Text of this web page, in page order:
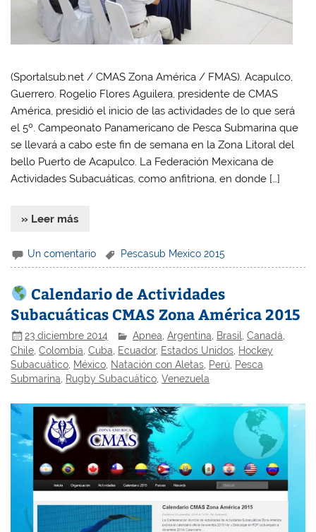
(Sportalsub.net / CMAS Zona América / FMAS). Acapulco,
Guerrero. Rogelio Flores Aguilera, presidente de CMAS
América, presidió el inicio de las actividades de lo que será
el 5º. Campeonato Panamericano de Pesca Submarina que
se llevará a cabo este fin de semana en la Zona Litoral del
bello Puerto de Acapulco. La Federación Mexicana de
Actividades Subacuáticas, como anfitriona, en donde […]
» Leer más
Un comentario Pescasub Mexico 2015
Calendario de Actividades
Subacuáticas CMAS Zona América 2015
23 diciembre 2014 Apnea ,Argentina Brasil ,Canadá
Chile,Colombia,Cuba, Ecuador, Estados Unidos, Hockey
Subacuático, México, Natación con Aletas, Perú, Pesca
Submarina, Rugby Subacuático,Venezuela